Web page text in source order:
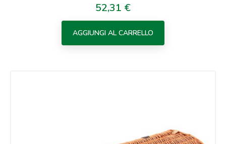
Prezzo
52,31 €
AGGIUNGI AL CARRELLO